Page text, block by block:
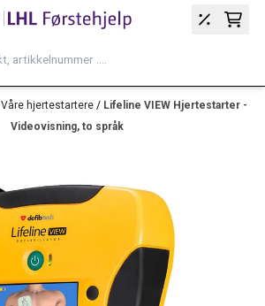
Våre hjertestartere / Lifeline VIEW Hjertestarter -
Videovisning, to språk